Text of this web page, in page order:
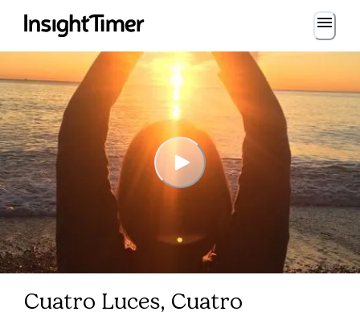
Cuatro Luces, Cuatro